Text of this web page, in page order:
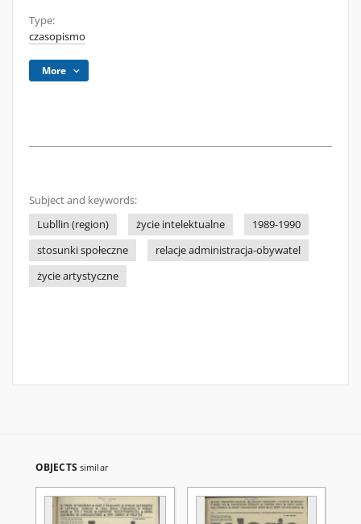
Type:
czasopismo
More
Subject and keywords:
Lubllin (region)
życie intelektualne
1989-1990
stosunki społeczne
relacje administracja-obywatel
życie artystyczne
OBJECTS similar